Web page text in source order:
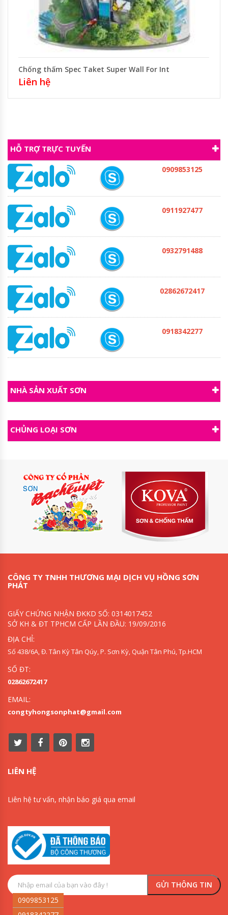
Chống thấm Spec Taket Super Wall For Int
Liên hệ
HỖ TRỢ TRỰC TUYẾN
0909853125
0911927477
0932791488
02862672417
0918342277
NHÀ SẢN XUẤT SƠN
CHỦNG LOẠI SƠN
CÔNG TY TNHH THƯƠNG MẠI DỊCH VỤ HỒNG SƠN
PHÁT
GIẤY CHỨNG NHẬN ĐKKD SỐ: 0314017452
SỞ KH & ĐT TPHCM CẤP LẦN ĐẦU: 19/09/2016
ĐỊA CHỈ:
Số 438/6A, Đ. Tân Kỳ Tân Qúy, P. Sơn Kỳ, Quận Tân Phú, Tp.HCM
SỐ ĐT:
02862672417
EMAIL:
congtyhongsonphat@gmail.com
LIÊN HỆ
Liên hệ tư vấn, nhận báo giá qua email
0909853125